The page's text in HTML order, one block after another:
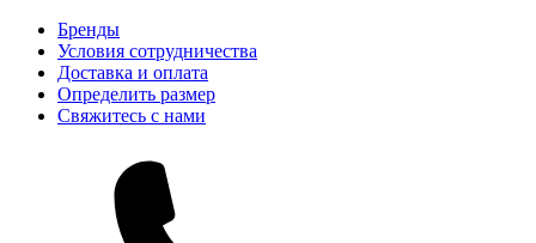
Бренды
Условия сотрудничества
Доставка и оплата
Определить размер
Свяжитесь с нами